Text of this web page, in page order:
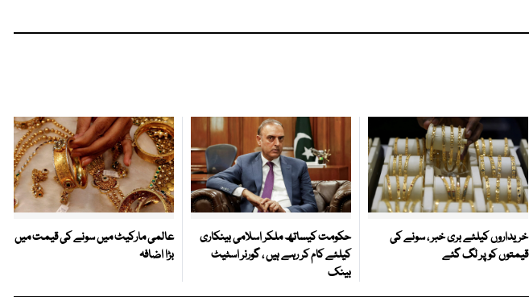
خریداروں کیلئے بری خبر ، سونے کی
قیمتوں کو پر لگ گئے
حکومت کیساتھ ملکر اسلامی بینکاری
کیلئے کام کر رہے ہیں ، گورنر اسٹیٹ
بینک
عالمی مارکیٹ میں سونے کی قیمت میں
بڑا اضافہ